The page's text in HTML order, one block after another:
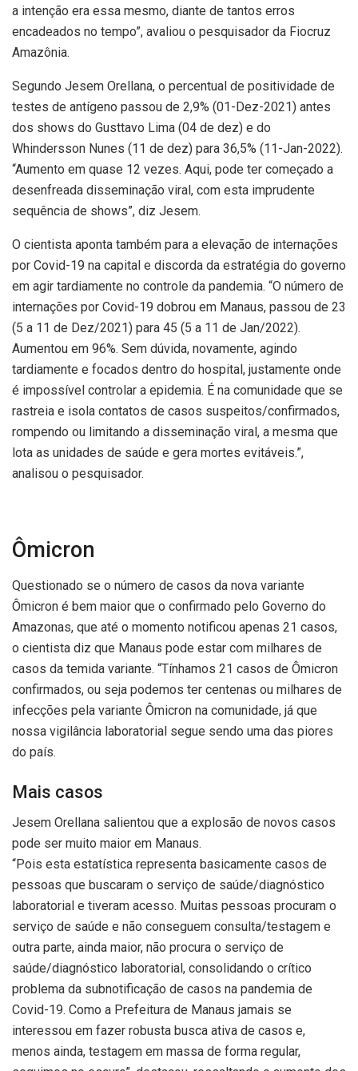
a intenção era essa mesmo, diante de tantos erros
encadeados no tempo”, avaliou o pesquisador da Fiocruz
Amazônia.
Segundo Jesem Orellana, o percentual de positividade de
testes de antígeno passou de 2,9% (01-Dez-2021) antes
dos shows do Gusttavo Lima (04 de dez) e do
Whindersson Nunes (11 de dez) para 36,5% (11-Jan-2022).
“Aumento em quase 12 vezes. Aqui, pode ter começado a
desenfreada disseminação viral, com esta imprudente
sequência de shows”, diz Jesem.
O cientista aponta também para a elevação de internações
por Covid-19 na capital e discorda da estratégia do governo
em agir tardiamente no controle da pandemia. “O número de
internações por Covid-19 dobrou em Manaus, passou de 23
(5 a 11 de Dez/2021) para 45 (5 a 11 de Jan/2022).
Aumentou em 96%. Sem dúvida, novamente, agindo
tardiamente e focados dentro do hospital, justamente onde
é impossível controlar a epidemia. É na comunidade que se
rastreia e isola contatos de casos suspeitos/confirmados,
rompendo ou limitando a disseminação viral, a mesma que
lota as unidades de saúde e gera mortes evitáveis.”,
analisou o pesquisador.
Ômicron
Questionado se o número de casos da nova variante
Ômicron é bem maior que o confirmado pelo Governo do
Amazonas, que até o momento notificou apenas 21 casos,
o cientista diz que Manaus pode estar com milhares de
casos da temida variante. “Tínhamos 21 casos de Ômicron
confirmados, ou seja podemos ter centenas ou milhares de
infecções pela variante Ômicron na comunidade, já que
nossa vigilância laboratorial segue sendo uma das piores
do país.
Mais casos
Jesem Orellana salientou que a explosão de novos casos
pode ser muito maior em Manaus.
“Pois esta estatística representa basicamente casos de
pessoas que buscaram o serviço de saúde/diagnóstico
laboratorial e tiveram acesso. Muitas pessoas procuram o
serviço de saúde e não conseguem consulta/testagem e
outra parte, ainda maior, não procura o serviço de
saúde/diagnóstico laboratorial, consolidando o crítico
problema da subnotificação de casos na pandemia de
Covid-19. Como a Prefeitura de Manaus jamais se
interessou em fazer robusta busca ativa de casos e,
menos ainda, testagem em massa de forma regular,